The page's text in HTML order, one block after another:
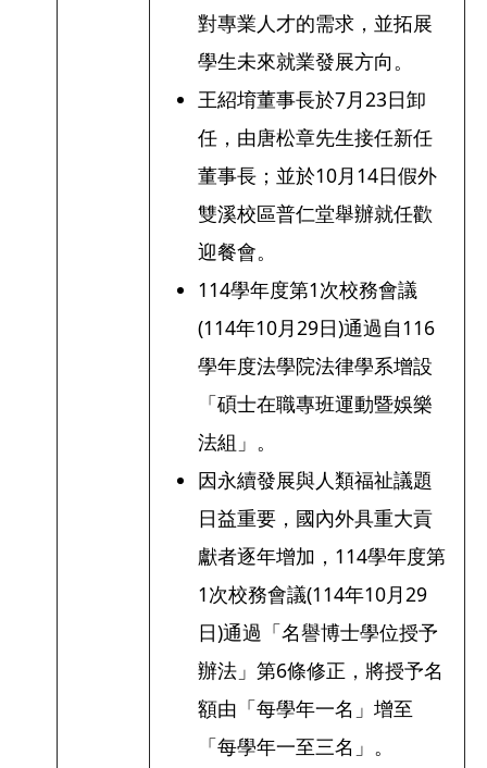
對專業人才的需求，並拓展
學生未來就業發展方向。
王紹堉董事長於7月23日卸
任，由唐松章先生接任新任
董事長；並於10月14日假外
雙溪校區普仁堂舉辦就任歡
迎餐會。
114學年度第1次校務會議
(114年10月29日)通過自116
學年度法學院法律學系增設
「碩士在職專班運動暨娛樂
法組」。
因永續發展與人類福祉議題
日益重要，國內外具重大貢
獻者逐年增加，114學年度第
1次校務會議(114年10月29
日)通過「名譽博士學位授予
辦法」第6條修正，將授予名
額由「每學年一名」增至
「每學年一至三名」。